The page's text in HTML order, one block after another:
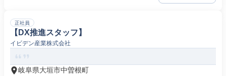
正社員
【DX推進スタッフ】
イビデン産業株式会社
岐阜県大垣市中曽根町